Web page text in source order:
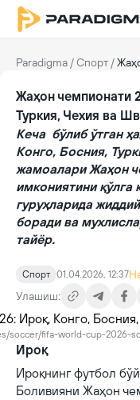
Paradigma /Спорт /Жаҳон
Жаҳон чемпионати
Туркия, Чехия ва
Кеча бўлиб ўтган
Конго, Босния,
жамоалари Жаҳон
имкониятини қўлга
гуруҳларида
боради ва
тайёр.
Спорт 01.04.2026, 12:37
Улашиш:
soccer/fifa-world-cup-2026-
Ироқ
Ироқнинг футбол
Боливияни Жаҳон